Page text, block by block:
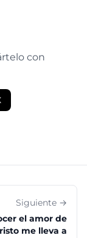
con
Siguiente →
el amor de
me lleva a